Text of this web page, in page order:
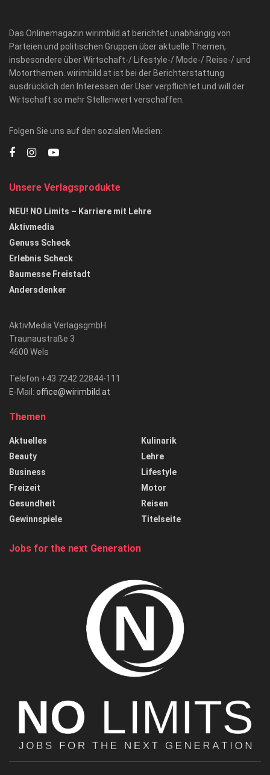
Das Onlinemagazin wirimbild.at berichtet unabhängig von
Parteien und politischen Gruppen über aktuelle Themen,
insbesondere über Wirtschaft-/ Lifestyle-/ Mode-/ Reise-/ und
Motorthemen. wirimbild.at ist bei der Berichterstattung
ausdrücklich den Interessen der User verpflichtet und will der
Wirtschaft so mehr Stellenwert verschaffen.
Folgen Sie uns auf den sozialen Medien:
Unsere Verlagsprodukte
NEU! NO Limits – Karriere mit Lehre
Aktivmedia
Genuss Scheck
Erlebnis Scheck
Baumesse Freistadt
Andersdenker
AktivMedia VerlagsgmbH
Traunaustraße 3
4600 Wels
Telefon +43 7242 22844-111
E-Mail: office@wirimbild.at
Themen
Aktuelles
Beauty
Business
Freizeit
Gesundheit
Gewinnspiele
Kulinarik
Lehre
Lifestyle
Motor
Reisen
Titelseite
Jobs for the next Generation